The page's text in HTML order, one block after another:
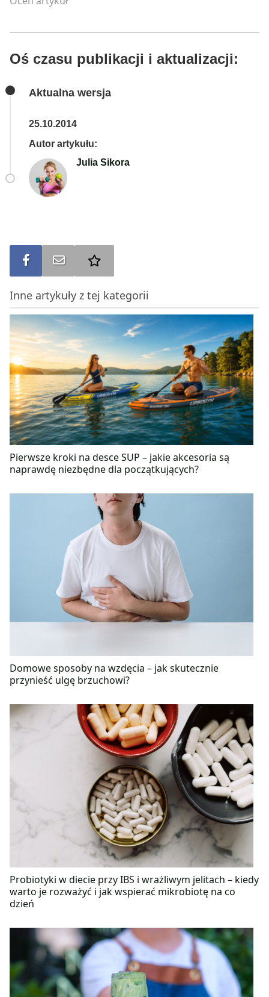
Oś czasu publikacji i aktualizacji:
Aktualna wersja
25.10.2014
Autor artykułu:
Julia Sikora
Udostępnij na FBWyślij na e-mail
Inne artykuły z tej kategorii
Pierwsze kroki na desce SUP – jakie akcesoria są
naprawdę niezbędne dla początkujących?
Domowe sposoby na wzdęcia – jak skutecznie
przynieść ulgę brzuchowi?
Probiotyki w diecie przy IBS i wrażliwym jelitach – kiedy
warto je rozważyć i jak wspierać mikrobiotę na co
dzień